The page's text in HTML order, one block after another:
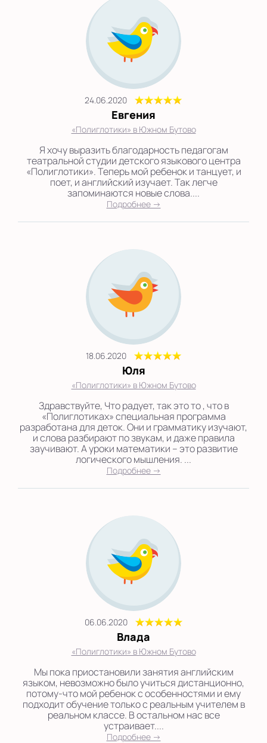
24.06.2020
Евгения
«Полиглотики» в Южном Бутово
Я хочу выразить благодарность педагогам
театральной студии детского языкового центра
«Полиглотики». Теперь мой ребенок и танцует, и
поет, и английский изучает. Так легче
запоминаются новые слова....
Подробнее →
18.06.2020
Юля
«Полиглотики» в Южном Бутово
Здравствуйте, Что радует, так это то , что в
«Полиглотиках» специальная программа
разработана для деток. Они и грамматику изучают,
и слова разбирают по звукам, и даже правила
заучивают. А уроки математики – это развитие
логического мышления. ...
Подробнее →
06.06.2020
Влада
«Полиглотики» в Южном Бутово
Мы пока приостановили занятия английским
языком, невозможно было учиться дистанционно,
потому-что мой ребенок с особенностями и ему
подходит обучение только с реальным учителем в
реальном классе. В остальном нас все
устраивает....
Подробнее →